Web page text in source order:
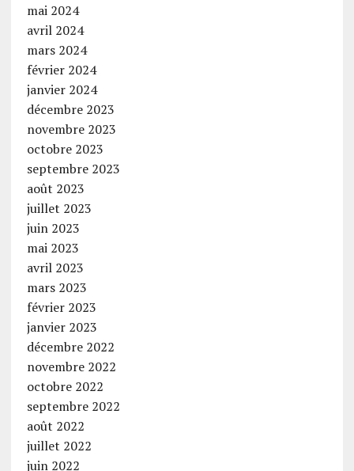
mai 2024
avril 2024
mars 2024
février 2024
janvier 2024
décembre 2023
novembre 2023
octobre 2023
septembre 2023
août 2023
juillet 2023
juin 2023
mai 2023
avril 2023
mars 2023
février 2023
janvier 2023
décembre 2022
novembre 2022
octobre 2022
septembre 2022
août 2022
juillet 2022
juin 2022